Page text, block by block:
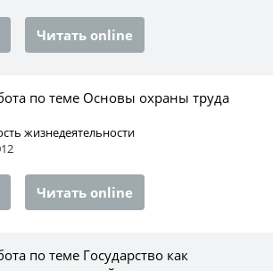
Читать online
по теме Основы охраны труда
жизнедеятельности
Читать online
по теме Государство как